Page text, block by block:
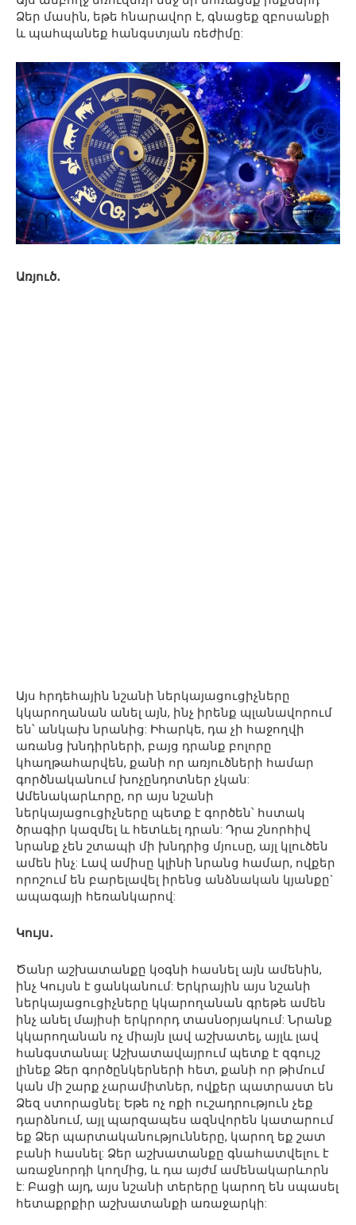
Ձեր մասին, եթե հնարավոր է, գնացեք զբոսանքի
և պահպանեք հանգստյան ռեժիմը:
Առյուծ․
Այս հրդեհային նշանի ներկայացուցիչները
կկարողանան անել այն, ինչ իրենք պլանավորում
են՝ անկախ նրանից: Իհարկե, դա չի հաջողվի
առանց խնդիրների, բայց դրանք բոլորը
կհաղթահարվեն, քանի որ առյուծների համար
գործնականում խոչընդոտներ չկան:
Ամենակարևորը, որ այս նշանի
ներկայացուցիչները պետք է գործեն՝ հստակ
ծրագիր կազմել և հետևել դրան: Դրա շնորհիվ
նրանք չեն շտապի մի խնդրից մյուսը, այլ կլուծեն
ամեն ինչ: Լավ ամիսը կլինի նրանց համար, ովքեր
որոշում են բարելավել իրենց անձնական կյանքը`
ապագայի հեռանկարով:
Կույս․
Ծանր աշխատանքը կօգնի հասնել այն ամենին,
ինչ Կույսն է ցանկանում: Երկրային այս նշանի
ներկայացուցիչները կկարողանան գրեթե ամեն
ինչ անել մայիսի երկրորդ տասնօրյակում: Նրանք
կկարողանան ոչ միայն լավ աշխատել, այլև լավ
հանգստանալ: Աշխատավայրում պետք է զգույշ
լինեք Ձեր գործընկերների հետ, քանի որ թիմում
կան մի շարք չարամիտներ, ովքեր պատրաստ են
Ձեզ ստորացնել: Եթե ​​ոչ ոքի ուշադրություն չեք
դարձնում, այլ պարզապես ազնվորեն կատարում
եք Ձեր պարտականությունները, կարող եք շատ
բանի հասնել: Ձեր աշխատանքը գնահատվելու է
առաջնորդի կողմից, և դա այժմ ամենակարևորն
է: Բացի այդ, այս նշանի տերերը կարող են սպասել
հետաքրքիր աշխատանքի առաջարկի: